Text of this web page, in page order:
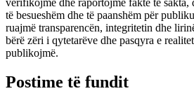
të besueshëm dhe të paanshëm për
ruajmë transparencën, integritetin dhe
bërë zëri i qytetarëve dhe pasqyra e
publikojmë.
Postime të fundit